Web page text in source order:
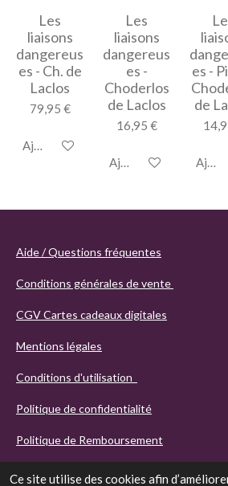
Ce site utilise des cookies afin
Les
liaisons
dangereus
es - Ch. de
Laclos
79,95 €
Ajouter au panier
Les
liaisons
dangereus
es -
Choderlos
de Laclos
16,95 €
Ajouter au panier
es -
de
Aide / Questions fréquentes
Conditions générales de vente
CGV Cartes cadeaux digitales
Mentions légales
Conditions d'utilisation
Politique de confidentialité
Politique de Remboursement